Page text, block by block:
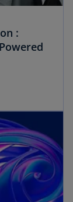
:
s’ouvre dans un nouvel onglet